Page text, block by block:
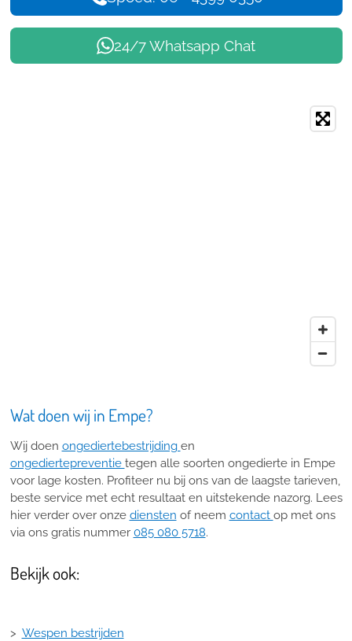
24/7 Whatsapp Chat
Wat doen wij in Empe?
Wij doen ongediertebestrijding en
ongediertepreventie tegen alle soorten ongedierte in Empe
voor lage kosten. Profiteer nu bij ons van de laagste tarieven,
beste service met echt resultaat en uitstekende nazorg. Lees
hier verder over onze diensten of neem contact op met ons
via ons gratis nummer 085 080 5718.
Bekijk ook:
> Wespen bestrijden